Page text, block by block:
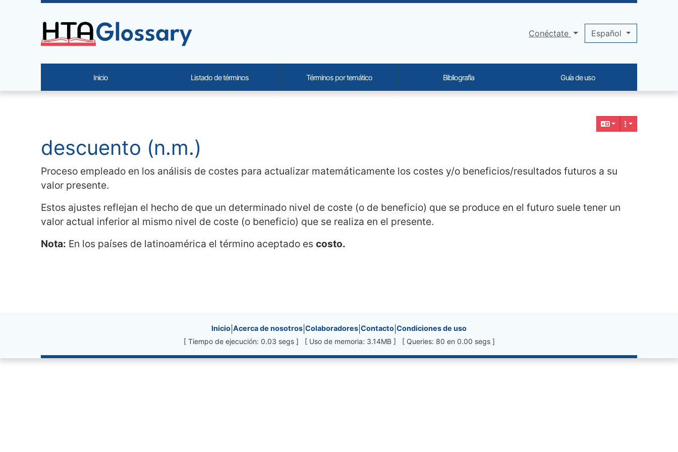
Navigation and related functionality and content
descuento (n.m.)
Proceso empleado en los análisis de costes para actualizar matemáticamente los costes y/o beneficios/resultados futuros a su
valor presente.
Estos ajustes reflejan el hecho de que un determinado nivel de coste (o de beneficio) que se produce en el futuro suele tener un
valor actual inferior al mismo nivel de coste (o beneficio) que se realiza en el presente.
Nota: En los países de latinoamérica el término aceptado es costo.
Site information, links, etc.
Inicio Acerca de nosotros Colaboradores Contacto Condiciones de uso
[ Tiempo de ejecución: 0.03 segs ] [ Uso de memoria: 3.14MB ] [ Queries: 80 en 0.00 segs ]
Site identity, navigation, etc.
Conéctate Español
Inicio Listado de términos Términos por temático Bibliografia Guía de uso